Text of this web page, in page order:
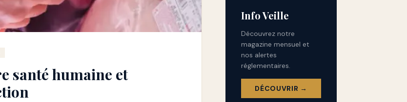
santé humaine et
Info Veille
Découvrez notre
magazine mensuel et
nos alertes
réglementaires.
DÉCOUVRIR →